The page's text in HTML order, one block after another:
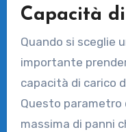
Capacità
Quando si sceglie
importante
capacità di carico
Questo
massima di panni